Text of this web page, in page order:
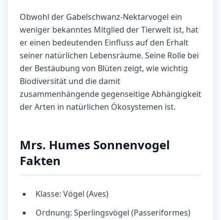
Obwohl der Gabelschwanz-Nektarvogel ein
weniger bekanntes Mitglied der Tierwelt ist, hat
er einen bedeutenden Einfluss auf den Erhalt
seiner natürlichen Lebensräume. Seine Rolle bei
der Bestäubung von Blüten zeigt, wie wichtig
Biodiversität und die damit
zusammenhängende gegenseitige Abhängigkeit
der Arten in natürlichen Ökosystemen ist.
Mrs. Humes Sonnenvogel
Fakten
Klasse: Vögel (Aves)
Ordnung: Sperlingsvögel (Passeriformes)